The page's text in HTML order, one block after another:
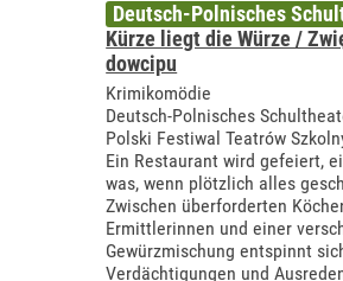
Deutsch-Polnisches
Kürze liegt die Würze /
dowcipu
Krimikomödie
Deutsch-Polnisches
Polski Festiwal Teatrów
Ein Restaurant wird gefeiert,
was, wenn plötzlich alles
Zwischen überforderten
Ermittlerinnen und einer
Gewürzmischung entspinnt
Verdächtigungen und